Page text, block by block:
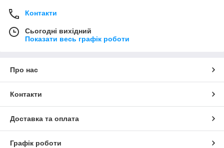
Контакти
Сьогодні вихідний
Показати весь графік роботи
Про нас
Контакти
Доставка та оплата
Графік роботи